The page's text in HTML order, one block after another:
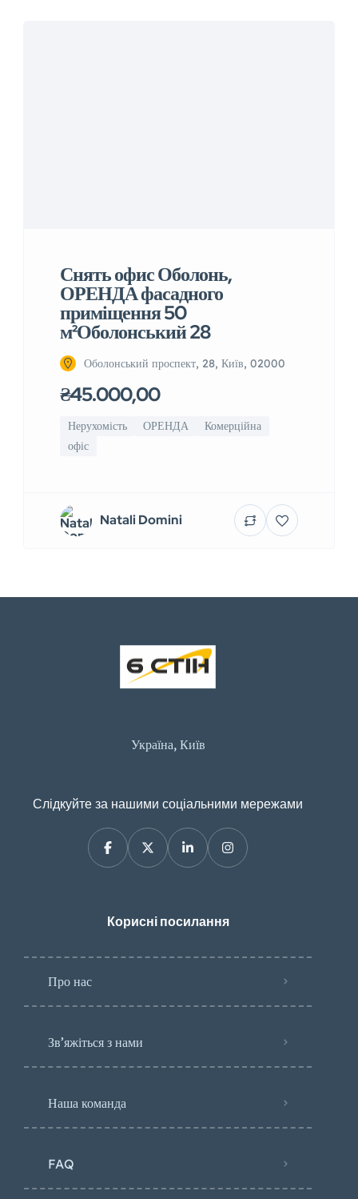
Снять офис Оболонь,
ОРЕНДА фасадного
приміщення 50
м²Оболонський 28
Оболонський проспект, 28, Київ, 02000
₴45.000,00
Нерухомість ОРЕНДА
Комерційна
офіс
Natali Domini
Україна, Київ
Слідкуйте за нашими соціальними мережами
Корисні посилання
Про нас
Зв’яжіться з нами
Наша команда
FAQ